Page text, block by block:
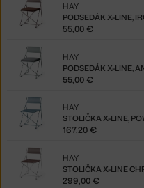
PODSEDÁK X-LINE,
HAY
55,00 €
PODSEDÁK X-LINE,
HAY
55,00 €
STOLIČKA X-LINE,
HAY
167,20 €
STOLIČKA X-LINE
HAY
299,00 €